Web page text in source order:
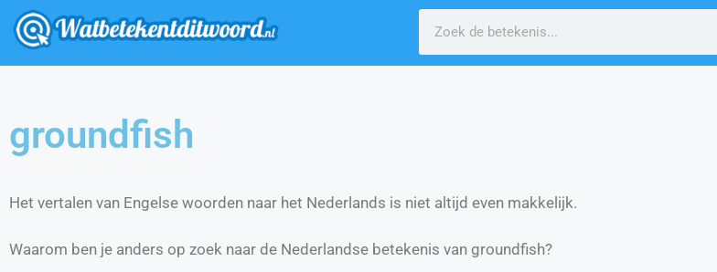
groundfish
Het vertalen van Engelse woorden naar het Nederlands is niet altijd even makkelijk.
Waarom ben je anders op zoek naar de Nederlandse betekenis van groundfish?